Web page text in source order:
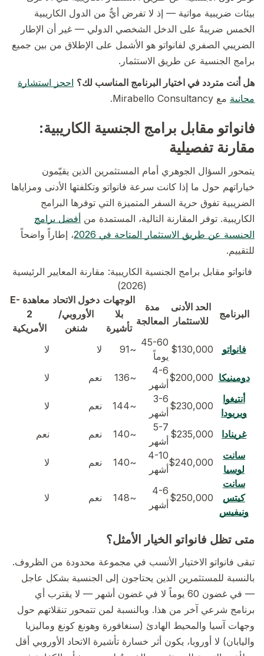
بيئات ضريبية مواتية — إذ لا تفرض أيٌّ من الدول الكاريبية
الخمس ضريبةً على الدخل الشخصي الدولي — غير أن الإطار
الضريبي الصفري لفانواتو هو الأشمل على الإطلاق من بين جميع
برامج الجنسية عن طريق الاستثمار.
هل أنت متردد في اختيار البرنامج المناسب لك؟ احجز استشارة
مجانية مع Mirabello Consultancy.
فانواتو مقابل برامج الجنسية الكاريبية:
مقارنة تفصيلية
يتمحور السؤال الجوهري أمام المستثمرين الذين يقيّمون
خياراتهم حول ما إذا كانت سرعة فانواتو وتكلفتها الأدنى ومزاياها
الضريبية تفوق حرية السفر المتميزة التي توفرها البرامج
الكاريبية. توفر المقارنة التالية، المستمدة من أفضل برامج
الجنسية عن طريق الاستثمار المتاحة في 2026
، إطاراً واضحاً
للتقييم.
فانواتو مقابل برامج الجنسية الكاريبية: مقارنة المعايير الرئيسية
(2026)
البرنامج
الحد الأدنى
للاستثمار
مدة
المعالجة
الوجهات
بلا
تأشيرة
دخول الاتحاد
الأوروبي/
شنغن
معاهدة E-
2
الأمريكية
فانواتو
$130,000
45-60
يوماً
~91 لا لا
دومينيكا $200,000
4-6
أشهر
~136 نعم
لا
أنتيغوا
وبربودا
$230,000
3-6
أشهر
~144 نعم لا
غرينادا $235,000
5-7
أشهر
~140 نعم
نعم
سانت
لوسيا
$240,000
4-10
أشهر
~140 نعم
لا
سانت
كيتس
ونيفيس
$250,000
4-6
أشهر
~148 نعم لا
متى تظل فانواتو الخيار الأمثل؟
تبقى فانواتو الاختيار الأنسب في مجموعة محدودة من الظروف.
بالنسبة للمستثمرين الذين يحتاجون إلى الجنسية بشكل عاجل
— في غضون 60 يوماً لا في غضون أشهر — لا يقترب أي
برنامج شرعي آخر من هذا. وبالنسبة لمن تتمحور تنقلاتهم حول
وجهات آسيا والمحيط الهادئ (سنغافورة وهونغ كونغ وماليزيا
واليابان) لا أوروبا، يكون أثر خسارة تأشيرة الاتحاد الأوروبي أقل